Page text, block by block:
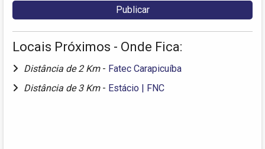
Locais Próximos - Onde Fica:
Distância de 2 Km - Fatec Carapicuíba
Distância de 3 Km - Estácio | FNC